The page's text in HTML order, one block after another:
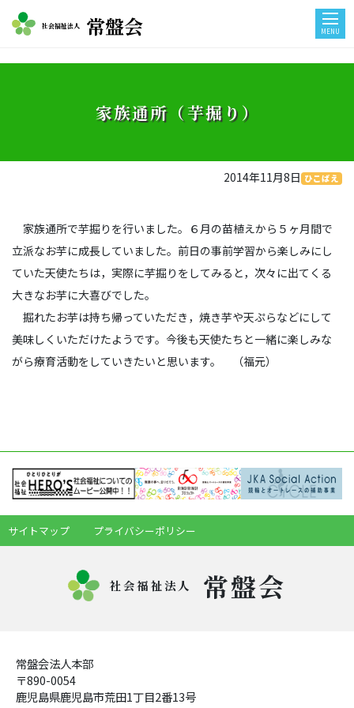
社会福祉法人 常盤会 MENU
家族通所（芋掘り）
2014年11月8日 ひこばえ
家族通所で芋掘りを行いました。６月の苗植えから５ヶ月間で
立派なお芋に成長していました。前日の事前学習から楽しみにし
ていた天使たちは，実際に芋掘りをしてみると，次々に出てくる
大きなお芋に大喜びでした。
掘れたお芋は持ち帰っていただき，焼き芋や天ぷらなどにして
美味しくいただけたようです。今後も天使たちと一緒に楽しみな
がら療育活動をしていきたいと思います。 （福元）
サイトマップ プライバシーポリシー
社会福祉法人 常盤会
常盤会法人本部
〒890-0054
鹿児島県鹿児島市荒田1丁目2番13号